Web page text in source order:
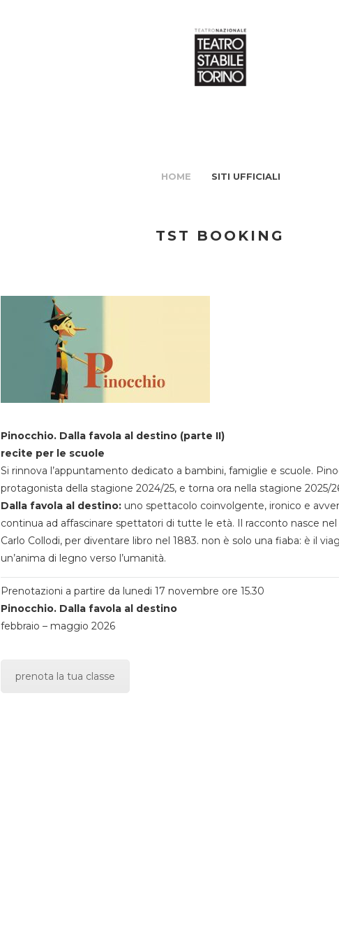
HOME SITI UFFICIALI
TST BOOKING
Pinocchio. Dalla favola al destino (parte II)
recite per le scuole
Si rinnova l’appuntamento dedicato a bambini, famiglie e scuole.
protagonista della stagione 2024/25, e torna ora nella stagione 2025/
Dalla favola al destino:uno spettacolo coinvolgente, ironico e
continua ad affascinare spettatori di tutte le età. Il racconto nasce nel
Carlo Collodi, per diventare libro nel 1883. non è solo una fiaba: è il
un’anima di legno verso l’umanità.
Prenotazioni a partire da lunedi 17 novembre ore 15.30
Pinocchio. Dalla favola al destino
febbraio – maggio 2026
prenota la tua classe